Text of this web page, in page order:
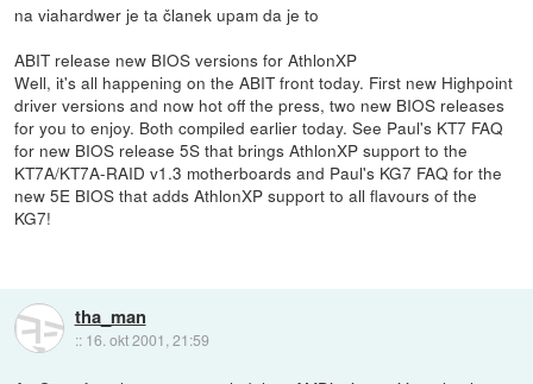
na viahardwer je ta članek upam da je to
ABIT release new BIOS versions for AthlonXP
Well, it's all happening on the ABIT front today. First new Highpoint
driver versions and now hot off the press, two new BIOS releases
for you to enjoy. Both compiled earlier today. See Paul's KT7 FAQ
for new BIOS release 5S that brings AthlonXP support to the
KT7A/KT7A-RAID v1.3 motherboards and Paul's KG7 FAQ for the
new 5E BIOS that adds AthlonXP support to all flavours of the
KG7!
tha_man
:: 16. okt 2001, 21:59